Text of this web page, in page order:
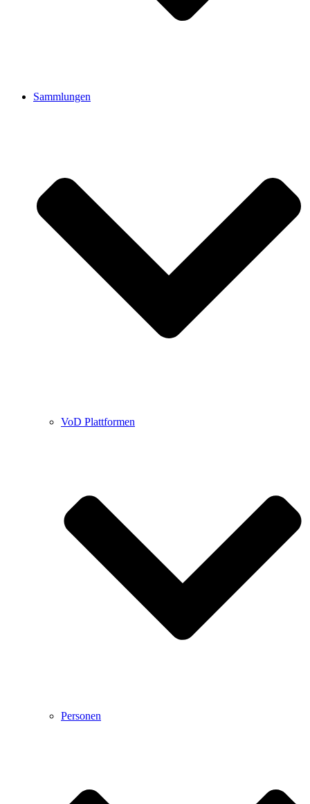
Sammlungen
VoD Plattformen
Personen